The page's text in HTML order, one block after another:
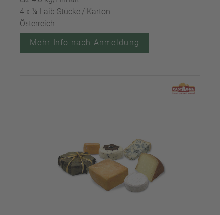
4 x ¼ Laib-Stücke / Karton
Österreich
Mehr Info nach Anmeldung